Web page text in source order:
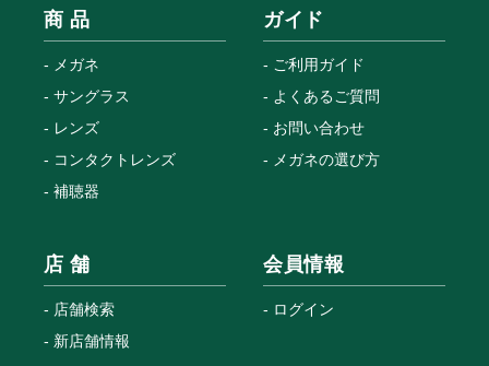
商 品
メガネ
サングラス
レンズ
コンタクトレンズ
補聴器
ガイド
ご利用ガイド
よくあるご質問
お問い合わせ
メガネの選び方
店 舗
店舗検索
新店舗情報
会員情報
ログイン